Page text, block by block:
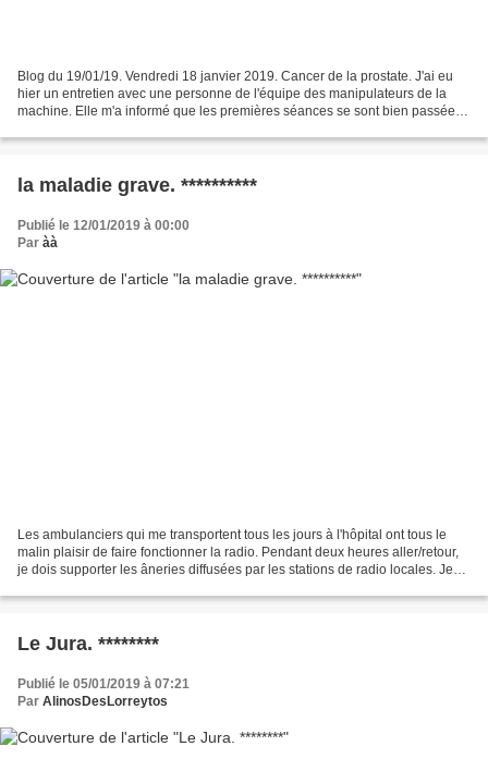
Blog du 19/01/19. Vendredi 18 janvier 2019. Cancer de la prostate. J'ai eu
hier un entretien avec une personne de l'équipe des manipulateurs de la
machine. Elle m'a informé que les premières séances se sont bien passées :
la maladie grave. **********
Publié le 12/01/2019 à 00:00
Par àà
Les ambulanciers qui me transportent tous les jours à l'hôpital ont tous le
malin plaisir de faire fonctionner la radio. Pendant deux heures aller/retour,
je dois supporter les âneries diffusées par les stations de radio locales. Je
Le Jura. ********
Publié le 05/01/2019 à 07:21
Par AlinosDesLorreytos